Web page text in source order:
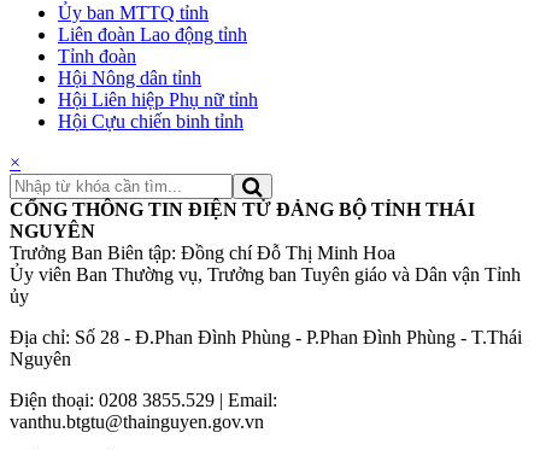
Ủy ban MTTQ tỉnh
Liên đoàn Lao động tỉnh
Tỉnh đoàn
Hội Nông dân tỉnh
Hội Liên hiệp Phụ nữ tỉnh
Hội Cựu chiến binh tỉnh
×
CỔNG THÔNG TIN ĐIỆN TỬ ĐẢNG BỘ TỈNH THÁI
NGUYÊN
Trưởng Ban Biên tập: Đồng chí Đỗ Thị Minh Hoa
Ủy viên Ban Thường vụ, Trưởng ban Tuyên giáo và Dân vận Tỉnh
ủy
Địa chỉ: Số 28 - Đ.Phan Đình Phùng - P.Phan Đình Phùng - T.Thái
Nguyên
Điện thoại: 0208 3855.529 | Email:
vanthu.btgtu@thainguyen.gov.vn